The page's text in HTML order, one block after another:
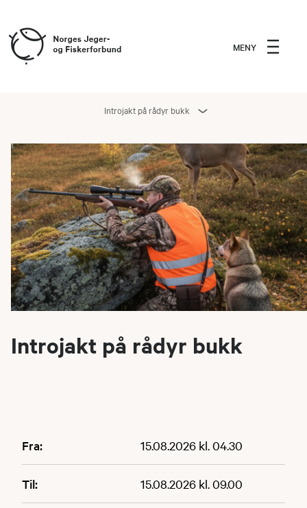
MENY
Introjakt på rådyr bukk
Introjakt på rådyr bukk
Fra: 15.08.2026 kl. 04.30
Til: 15.08.2026 kl. 09.00